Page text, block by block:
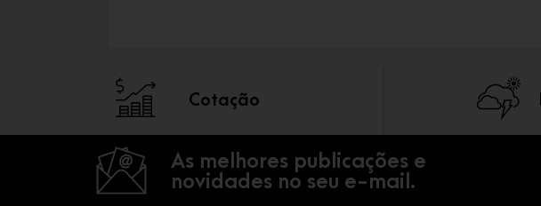
Cotação
As melhores publicações e
novidades no seu e-mail.